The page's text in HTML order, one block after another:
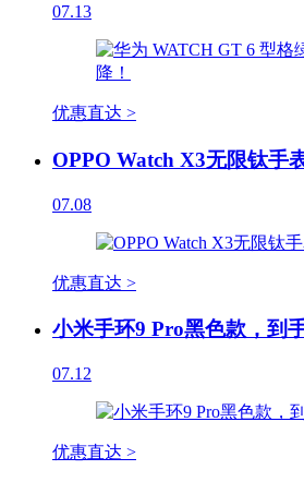
07.13
优惠直达 >
OPPO Watch X3无限钛手
07.08
优惠直达 >
小米手环9 Pro黑色款，到
07.12
优惠直达 >